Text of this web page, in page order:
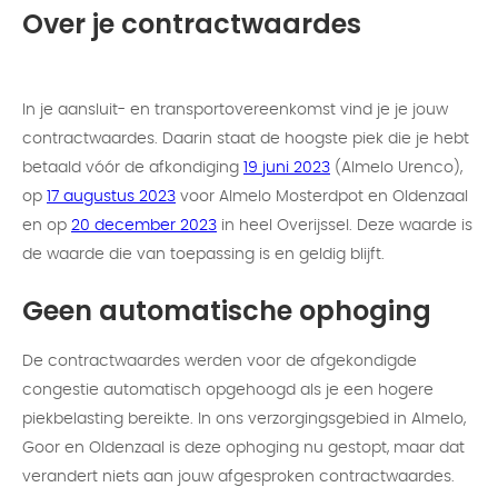
Over je contractwaardes
In je aansluit- en transportovereenkomst vind je je jouw
contractwaardes. Daarin staat de hoogste piek die je hebt
betaald vóór de afkondiging
19 juni 2023 (Almelo Urenco),
op
17 augustus 2023 voor Almelo Mosterdpot en Oldenzaal
en op 20 december 2023 in heel Overijssel. Deze waarde is
de waarde die van toepassing is en geldig blijft.
Geen automatische ophoging
De contractwaardes werden voor de afgekondigde
congestie automatisch opgehoogd als je een hogere
piekbelasting bereikte. In ons verzorgingsgebied in Almelo,
Goor en Oldenzaal is deze ophoging nu gestopt, maar dat
verandert niets aan jouw afgesproken contractwaardes.